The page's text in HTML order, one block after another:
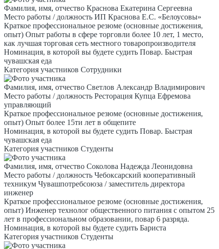
Фамилия, имя, отчество Краснова Екатерина Сергеевна
Место работы / должность ИП Краснова Е.С. «Белоусовы»
Краткое профессиональное резюме (основные достижения,
опыт) Опыт работы в сфере торговли более 10 лет, 1 место,
как лучшая торговая сеть местного товаропроизводителя
Номинация, в которой вы будете судить Повар. Быстрая
чувашская еда
Категория участников Сотрудники
Фамилия, имя, отчество Светлов Александр Владимирович
Место работы / должность Ресторация Купца Ефремова
управляющий
Краткое профессиональное резюме (основные достижения,
опыт) Опыт более 15ти лет в общепите
Номинация, в которой вы будете судить Повар. Быстрая
чувашская еда
Категория участников Студенты
Фамилия, имя, отчество Соколова Надежда Леонидовна
Место работы / должность Чебоксарский кооперативный
техникум Чувашпотребсоюза / заместитель директора
инженер
Краткое профессиональное резюме (основные достижения,
опыт) Инженер технолог общественного питания с опытом 25
лет в профессиональном образовании, повар 6 разряда.
Номинация, в которой вы будете судить Бариста
Категория участников Студенты